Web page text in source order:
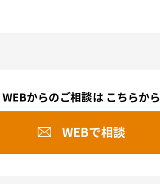
WEBからのご相談は こちらから
WEBで相談